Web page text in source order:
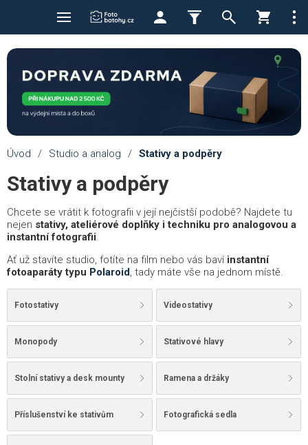
Úvod / Studio a analog / Stativy a podpěry
Stativy a podpěry
Chcete se vrátit k fotografii v její nejčistší podobě? Najdete tu
nejen stativy, ateliérové doplňky i techniku pro analogovou a
instantní fotografii.
Ať už stavíte studio, fotíte na film nebo vás baví instantní
fotoaparáty typu Polaroid, tady máte vše na jednom místě.
Fotostativy Videostativy
Monopody Stativové hlavy
Stolní stativy a desk mounty Ramena a držáky
Příslušenství ke stativům Fotografická sedla